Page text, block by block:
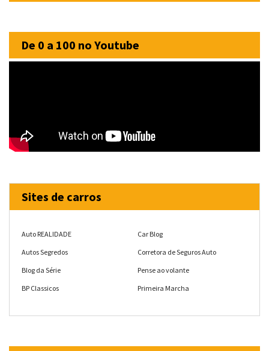
De 0 a 100 no Youtube
Sites de carros
Auto REALIDADE
Autos Segredos
Blog da Série
BP Classicos
Car Blog
Corretora de Seguros Auto
Pense ao volante
Primeira Marcha